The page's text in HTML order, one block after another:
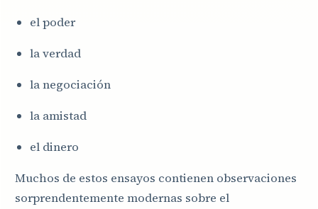
el poder
la verdad
la negociación
la amistad
el dinero
Muchos de estos ensayos contienen observaciones
sorprendentemente modernas sobre el